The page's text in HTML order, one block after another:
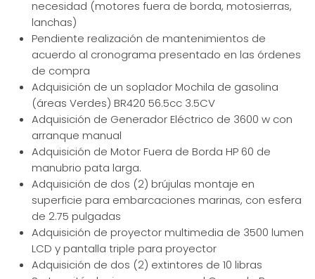
necesidad (motores fuera de borda, motosierras,
lanchas)
Pendiente realización de mantenimientos de
acuerdo al cronograma presentado en las órdenes
de compra
Adquisición de un soplador Mochila de gasolina
(áreas Verdes) BR420 56.5cc 3.5CV
Adquisición de Generador Eléctrico de 3600 w con
arranque manual
Adquisición de Motor Fuera de Borda HP 60 de
manubrio pata larga.
Adquisición de dos (2) brújulas montaje en
superficie para embarcaciones marinas, con esfera
de 2.75 pulgadas
Adquisición de proyector multimedia de 3500 lumen
LCD y pantalla triple para proyector
Adquisición de dos (2) extintores de 10 libras